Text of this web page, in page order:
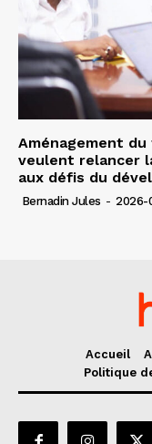
Aménagement
veulent relancer
aux défis du
Bernadin Jules - 2026-
Accueil
Politique